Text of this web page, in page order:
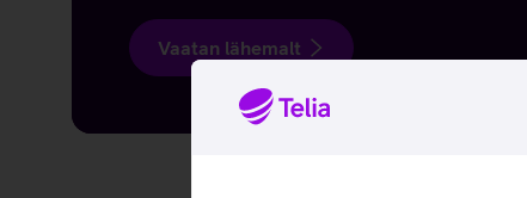
Vaatan lähemalt